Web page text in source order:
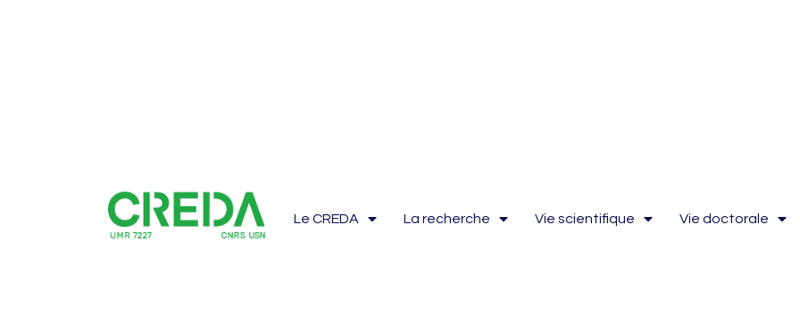
Le CREDA La recherche Vie scientifique Vie doctorale